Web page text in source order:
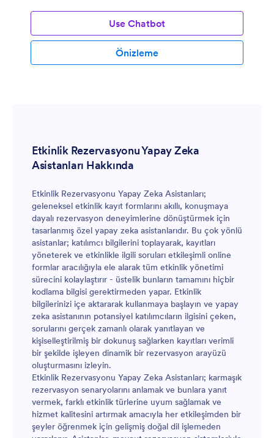
Use Chatbot
Önizleme
Etkinlik Rezervasyonu Yapay Zeka
Asistanları Hakkında
Etkinlik Rezervasyonu Yapay Zeka Asistanları;
geleneksel etkinlik kayıt formlarını akıllı, konuşmaya
dayalı rezervasyon deneyimlerine dönüştürmek için
tasarlanmış özel yapay zeka asistanlarıdır. Bu çok yönlü
asistanlar; katılımcı bilgilerini toplayarak, kayıtları
yöneterek ve etkinlikle ilgili soruları etkileşimli online
formlar aracılığıyla ele alarak tüm etkinlik yönetimi
sürecini kolaylaştırır - üstelik bunların tamamını hiçbir
kodlama bilgisi gerektirmeden yapar. Etkinlik
bilgilerinizi içe aktararak kullanmaya başlayın ve yapay
zeka asistanının potansiyel katılımcıların ilgisini çeken,
sorularını gerçek zamanlı olarak yanıtlayan ve
kişiselleştirilmiş bir dokunuş sağlarken kayıtları verimli
bir şekilde işleyen dinamik bir rezervasyon arayüzü
oluşturmasını izleyin.
Etkinlik Rezervasyonu Yapay Zeka Asistanları; karmaşık
rezervasyon senaryolarını anlamak ve bunlara yanıt
vermek, farklı etkinlik türlerine uyum sağlamak ve
hizmet kalitesini artırmak amacıyla her etkileşimden bir
şeyler öğrenmek için gelişmiş doğal dil işlemeden